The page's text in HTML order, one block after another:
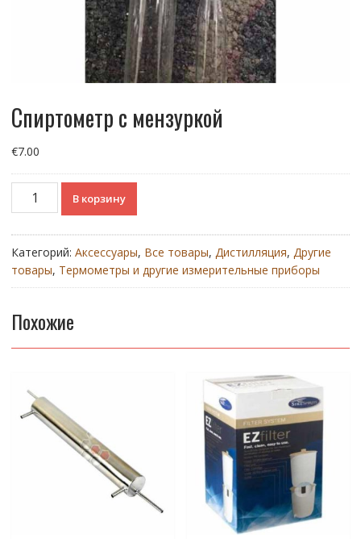
Спиртометр с мензуркой
€7.00
Количество
товара
мензуркой
В корзину
Категорий: Аксессуары, Все товары, Дистилляция, Другие
товары, Термометры и другие измерительные приборы
Похожие